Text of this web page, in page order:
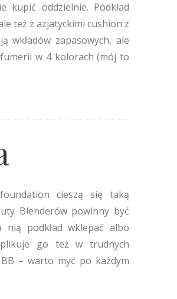
kupić oddzielnie. Podkład
też z azjatyckimi cushion z
wkładów zapasowych, ale
w 4 kolorach (mój to
cieszą się taką
Blenderów powinny być
nią podkład wklepać albo
go też w trudnych
– warto myć po każdym